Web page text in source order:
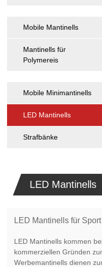
Mobile Mantinells
Mantinells für
Polymereis
Mobile Minimantinells
LED Mantinells
Strafbänke
LED Mantinells
LED Mantinells für Sport
LED Mantinells kommen
kommerziellen Gründen
Werbemantinells dienen